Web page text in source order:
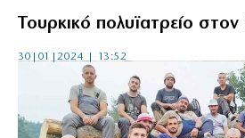
Τουρκικό πολυϊατρείο
30|01|2024 | 13:52